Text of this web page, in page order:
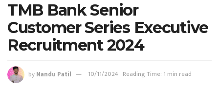
TMB Bank Senior
Customer Series Executive
Recruitment 2024
byNandu Patil 10/11/2024 Reading Time: 1 min read